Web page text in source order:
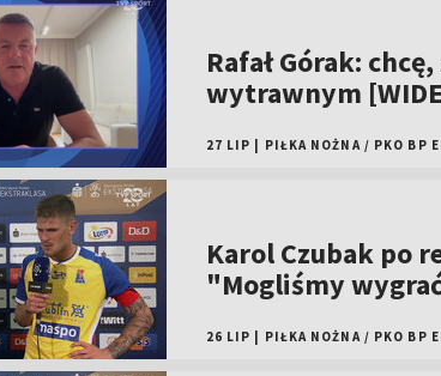
Rafał Górak:
wytrawnym
27 LIP PIŁKA NOŻNA / PKO BP
Karol Czubak po
"Mogliśmy
26 LIP PIŁKA NOŻNA / PKO BP